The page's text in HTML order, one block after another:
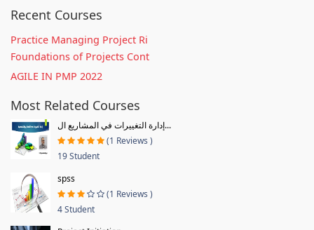
Recent Courses
Practice Managing Project Ri
Foundations of Projects Cont
AGILE IN PMP 2022
Most Related Courses
إدارة التغييرات في المشاريع ال...
(1 Reviews )
19 Student
spss
(1 Reviews )
4 Student